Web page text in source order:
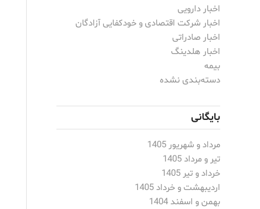
اخبار دارویی
اخبار شرکت اقتصادی و خودکفایی آزادگان
اخبار صادراتی
اخبار هلدینگ
بیمه
دسته‌بندی نشده
بایگانی
مرداد و شهریور 1405
تیر و مرداد 1405
خرداد و تیر 1405
اردیبهشت و خرداد 1405
بهمن و اسفند 1404